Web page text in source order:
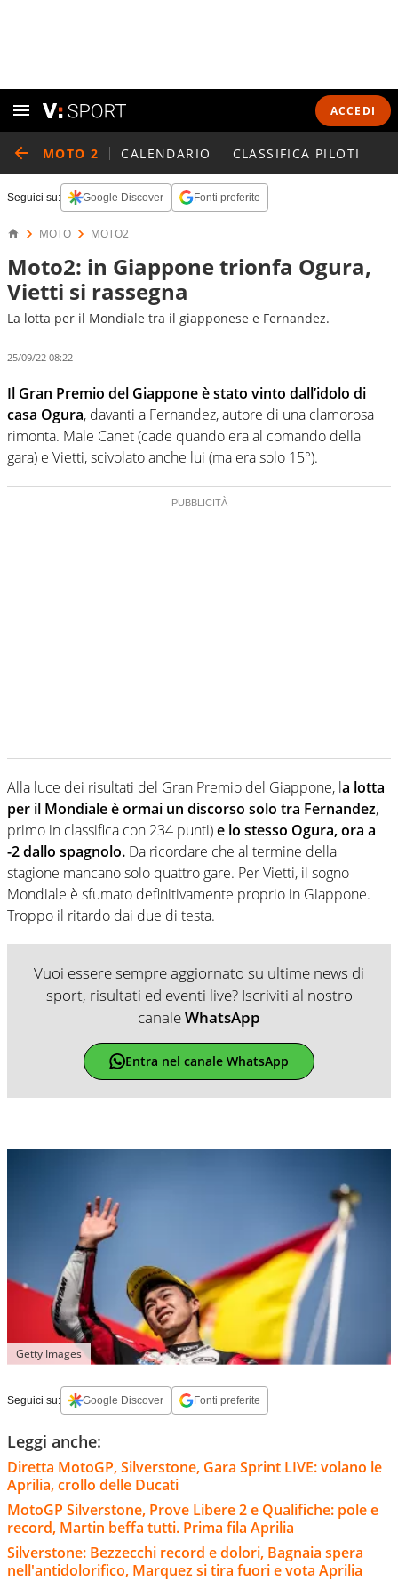
ACCEDI
MOTO 2 CALENDARIO CLASSIFICA PILOTI
Seguici su: Google Discover Fonti preferite
MOTO MOTO2
Moto2: in Giappone trionfa Ogura,
Vietti si rassegna
La lotta per il Mondiale tra il giapponese e Fernandez.
25/09/22 08:22
Il Gran Premio del Giappone è stato vinto dall’idolo di
casa Ogura, davanti a Fernandez, autore di una clamorosa
rimonta. Male Canet (cade quando era al comando della
gara) e Vietti, scivolato anche lui (ma era solo 15°).
Alla luce dei risultati del Gran Premio del Giappone, la lotta
per il Mondiale è ormai un discorso solo tra Fernandez,
primo in classifica con 234 punti)e lo stesso Ogura, ora a
-2 dallo spagnolo. Da ricordare che al termine della
stagione mancano solo quattro gare. Per Vietti, il sogno
Mondiale è sfumato definitivamente proprio in Giappone.
Troppo il ritardo dai due di testa.
Vuoi essere sempre aggiornato su ultime news di
sport, risultati ed eventi live? Iscriviti al nostro
canaleWhatsApp
Entra nel canale WhatsApp
Getty Images
Seguici su: Google Discover Fonti preferite
Leggi anche:
Diretta MotoGP, Silverstone, Gara Sprint LIVE: volano le
Aprilia, crollo delle Ducati
MotoGP Silverstone, Prove Libere 2 e Qualifiche: pole e
record, Martin beffa tutti. Prima fila Aprilia
Silverstone: Bezzecchi record e dolori, Bagnaia spera
nell'antidolorifico, Marquez si tira fuori e vota Aprilia